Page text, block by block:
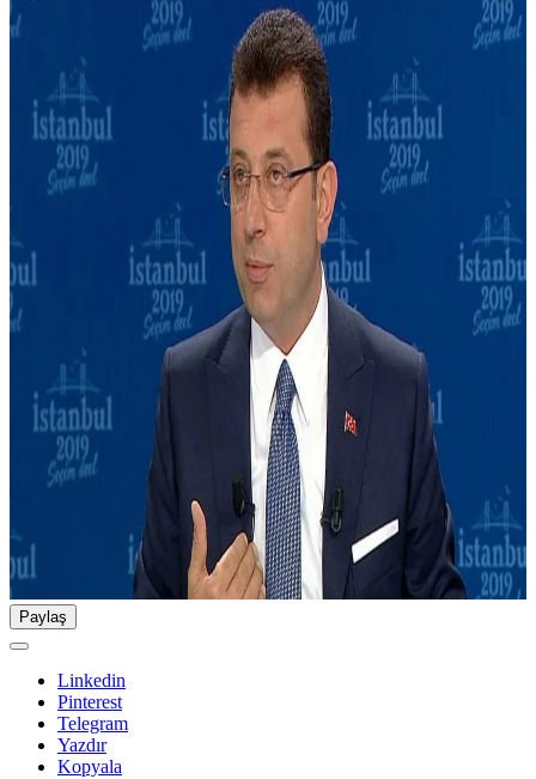
Paylaş
Linkedin
Pinterest
Telegram
Yazdır
Kopyala